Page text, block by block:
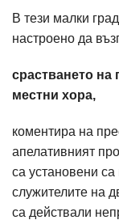
В тези малки
настроено да
срастването на
местни хора,
коментира на
апелативният
са установени
служителите на
са действали